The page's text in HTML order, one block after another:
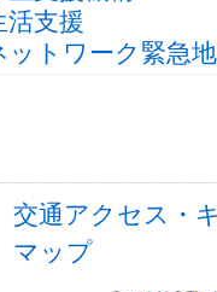
活支援
ットワーク緊急
交通アクセス・
マップ